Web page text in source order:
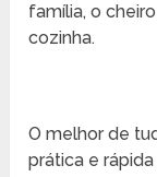
família, o
cozinha.
O melhor de
prática e